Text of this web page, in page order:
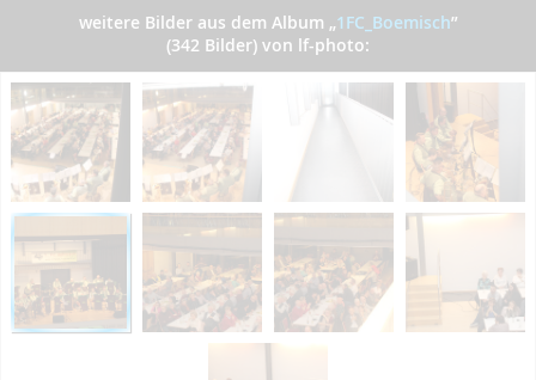
weitere Bilder aus dem Album „1FC_Boemisch”
(342 Bilder) von lf-photo: